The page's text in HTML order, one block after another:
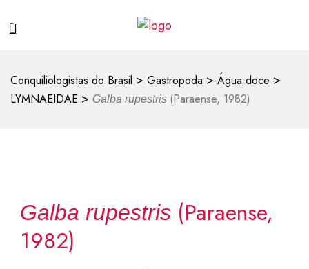
Conquiliologistas do Brasil > Gastropoda > Água doce >
LYMNAEIDAE > Galba rupestris (Paraense, 1982)
Galba rupestris (Paraense,
1982)